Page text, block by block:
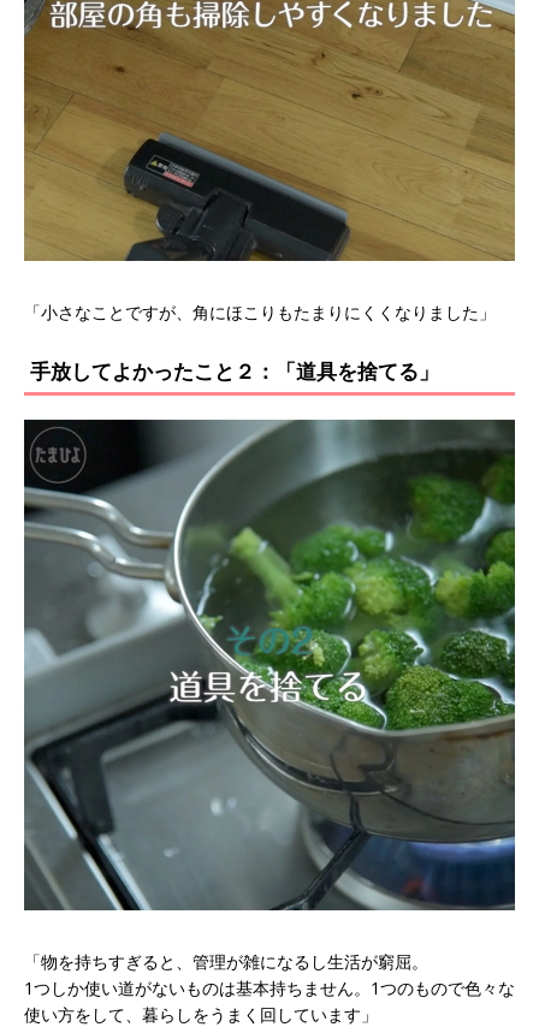
「小さなことですが、角にほこりもたまりにくくなりました」
手放してよかったこと２：「道具を捨てる」
「物を持ちすぎると、管理が雑になるし生活が窮屈。
1つしか使い道がないものは基本持ちません。1つのもので色々な
使い方をして、暮らしをうまく回しています」